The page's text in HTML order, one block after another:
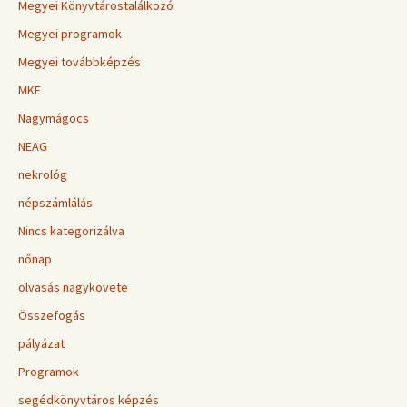
Megyei Könyvtárostalálkozó
Megyei programok
Megyei továbbképzés
MKE
Nagymágocs
NEAG
nekrológ
népszámlálás
Nincs kategorizálva
nőnap
olvasás nagykövete
Összefogás
pályázat
Programok
segédkönyvtáros képzés